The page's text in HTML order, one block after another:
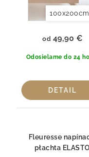
Odosielame do 24
od 49,90 €
DETAIL
Fleuresse
płachta ELASTO